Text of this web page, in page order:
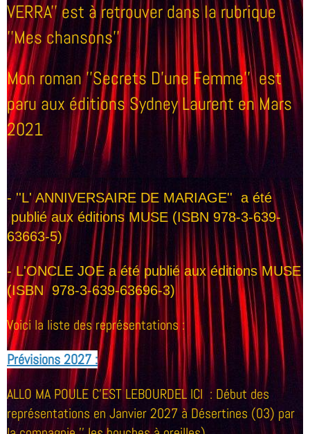
VERRA'' est à retrouver dans la rubrique
''Mes chansons''
Mon roman ''Secrets D'une Femme'' est
paru aux éditions Sydney Laurent en Mars
2021
- ''L' ANNIVERSAIRE DE MARIAGE'' a été
publié aux éditions MUSE (ISBN 978-3-639-
63663-5)
- L'ONCLE JOE a été publié aux éditions MUSE
(ISBN 978-3-639-63696-3)
Voici la liste des représentations :
Prévisions 2027 :
ALLO MA POULE C'EST LEBOURDEL ICI : Début des
représentations en Janvier 2027 à Désertines (03) par